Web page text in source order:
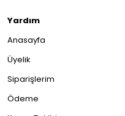
Yardım
Anasayfa
Üyelik
Siparişlerim
Ödeme